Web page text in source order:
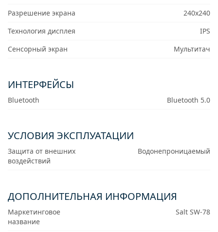
Разрешение экрана
240x240
Технология дисплея
IPS
Сенсорный экран
Мультитач
ИНТЕРФЕЙСЫ
Bluetooth Bluetooth 5.0
УСЛОВИЯ ЭКСПЛУАТАЦИИ
Защита от внешних
воздействий
Водонепроницаемый
ДОПОЛНИТЕЛЬНАЯ ИНФОРМАЦИЯ
Маркетинговое
название
Salt SW-78